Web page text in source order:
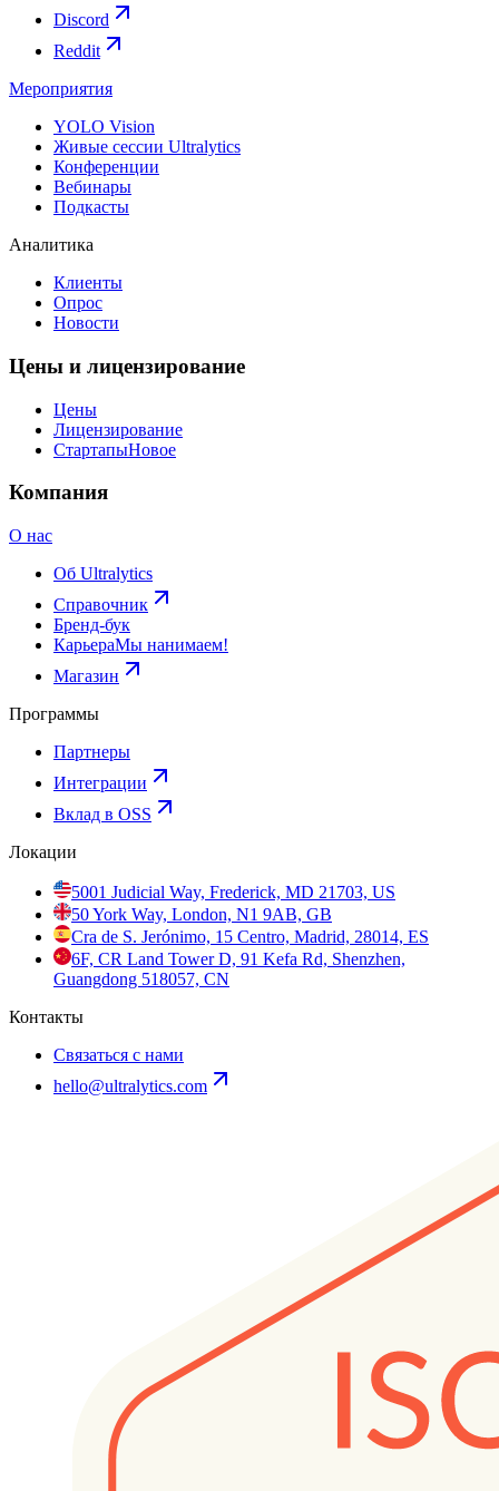
Discord
Reddit
Мероприятия
YOLO Vision
Живые сессии Ultralytics
Конференции
Вебинары
Подкасты
Аналитика
Клиенты
Опрос
Новости
Цены и лицензирование
Цены
Лицензирование
СтартапыНовое
Компания
О нас
Об Ultralytics
Справочник
Бренд-бук
КарьераМы нанимаем!
Магазин
Программы
Партнеры
Интеграции
Вклад в OSS
Локации
5001 Judicial Way, Frederick, MD 21703, US
50 York Way, London, N1 9AB, GB
Cra de S. Jerónimo, 15 Centro, Madrid, 28014, ES
6F, CR Land Tower D, 91 Kefa Rd, Shenzhen,
Guangdong 518057, CN
Контакты
Связаться с нами
hello@ultralytics.com